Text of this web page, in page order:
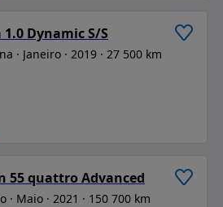
Dynamic S/S
Janeiro 2019 27 500 km
55 quattro Advanced
Maio 2021 150 700 km